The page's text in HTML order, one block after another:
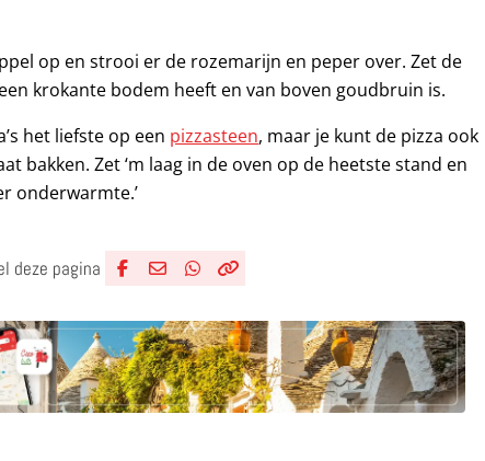
op en strooi er de rozemarijn en peper over. Zet de
krokante bodem heeft en van boven goudbruin is.
het liefste op een pizzasteen, maar je kunt de pizza ook
bakken. Zet ‘m laag in de oven op de heetste stand en
onderwarmte.’
deze pagina